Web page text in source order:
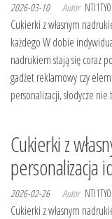
2026-03-10 Autor
Cukierki z własnym
każdego W dobie
nadrukiem stają się coraz
gadżet reklamowy czy
personalizacji, słodycze
Cukierki z
personalizacja
2026-02-26 Autor
Cukierki z własnym